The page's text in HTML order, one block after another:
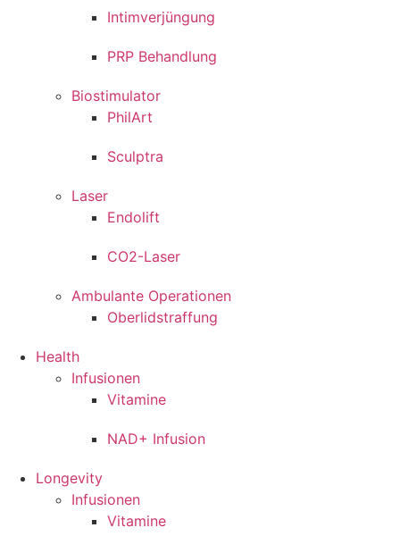
Intimverjüngung
PRP Behandlung
Biostimulator
PhilArt
Sculptra
Laser
Endolift
CO2-Laser
Ambulante Operationen
Oberlidstraffung
Health
Infusionen
Vitamine
NAD+ Infusion
Longevity
Infusionen
Vitamine